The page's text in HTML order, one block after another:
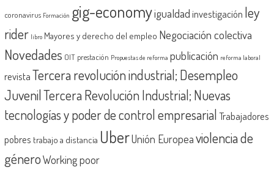
coronavirus Formación gig-economyigualdadinvestigación ley
rider libro Mayores y derecho del empleo Negociación colectiva
Novedades OIT prestación Propuestas de reforma publicación reforma laboral
revistaTercera revolución industrial; Desempleo
JuvenilTercera Revolución Industrial; Nuevas
tecnologías y poder de control empresarial Trabajadores
pobres trabajo a distancia UberUnión Europeaviolencia de
géneroWorking poor